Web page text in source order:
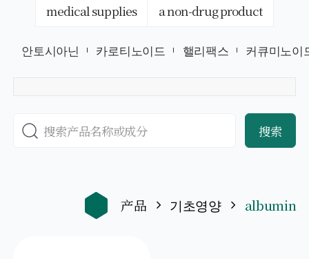
medical supplies
a non-drug product
안토시아닌 카로티노이드 핼리팩스 커큐미노이
搜索
产品 기초영양 albumin